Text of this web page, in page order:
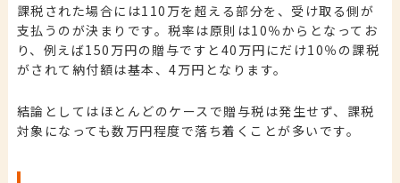
課税された場合には110万を超える部分を、受け取る側が
支払うのが決まりです。税率は原則は10％からとなってお
り、例えば150万円の贈与ですと40万円にだけ10％の課税
がされて納付額は基本、4万円となります。
結論としてはほとんどのケースで贈与税は発生せず、課税
対象になっても数万円程度で落ち着くことが多いです。